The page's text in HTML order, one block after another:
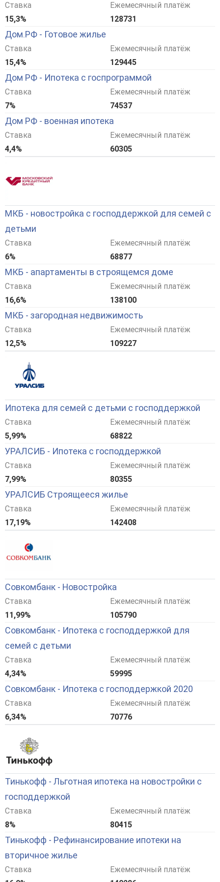
Ставка
15,3%
Ежемесячный платёж
128731
Дом.РФ - Готовое жилье
Ставка
15,4%
Ежемесячный платёж
129445
Дом РФ - Ипотека с госпрограммой
Ставка
7%
Ежемесячный платёж
74537
Дом РФ - военная ипотека
Ставка
4,4%
Ежемесячный платёж
60305
МКБ - новостройка с господдержкой для семей с
детьми
Ставка
6%
Ежемесячный платёж
68877
МКБ - апартаменты в строящемся доме
Ставка
16,6%
Ежемесячный платёж
138100
МКБ - загородная недвижимость
Ставка
12,5%
Ежемесячный платёж
109227
Ипотека для семей с детьми с господдержкой
Ставка
5,99%
Ежемесячный платёж
68822
УРАЛСИБ - Ипотека с господдержкой
Ставка
7,99%
Ежемесячный платёж
80355
УРАЛСИБ Строящееся жилье
Ставка
17,19%
Ежемесячный платёж
142408
Совкомбанк - Новостройка
Ставка
11,99%
Ежемесячный платёж
105790
Совкомбанк - Ипотека с господдержкой для
семей с детьми
Ставка
4,34%
Ежемесячный платёж
59995
Совкомбанк - Ипотека с господдержкой 2020
Ставка
6,34%
Ежемесячный платёж
70776
Тинькофф - Льготная ипотека на новостройки с
господдержкой
Ставка
8%
Ежемесячный платёж
80415
Тинькофф - Рефинансирование ипотеки на
вторичное жилье
Ставка
Ежемесячный платёж